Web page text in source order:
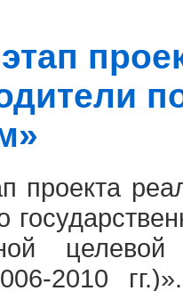
проекта
2010